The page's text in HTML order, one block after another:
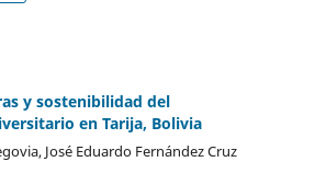
y sostenibilidad del
en Tarija, Bolivia
José Eduardo Fernández Cruz